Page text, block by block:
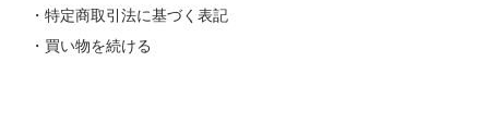
・特定商取引法に基づく表記
・買い物を続ける